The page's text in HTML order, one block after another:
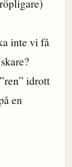
inte vi få
idrott
en